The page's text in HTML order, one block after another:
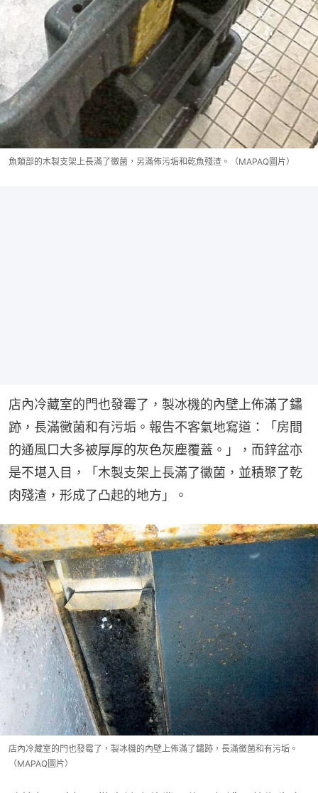
魚類部的木製支架上長滿了黴菌，另滿佈污垢和乾魚殘渣。（MAPAQ圖片）
店內冷藏室的門也發霉了，製冰機的內壁上佈滿了鏽
跡，長滿黴菌和有污垢。報告不客氣地寫道：「房間
的通風口大多被厚厚的灰色灰塵覆蓋。」，而鋅盆亦
是不堪入目，「木製支架上長滿了黴菌，並積聚了乾
肉殘渣，形成了凸起的地方」。
店內冷藏室的門也發霉了，製冰機的內壁上佈滿了鏽跡，長滿黴菌和有污垢。
（MAPAQ圖片）